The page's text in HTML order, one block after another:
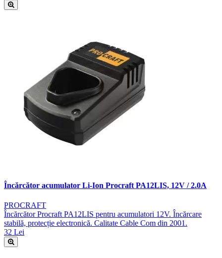
Încărcător acumulator Li-Ion Procraft PA12LIS, 12V / 2.0A
PROCRAFT
Încărcător Procraft PA12LIS pentru acumulatori 12V. Încărcare
stabilă, protecție electronică. Calitate Cable Com din 2001.
32 Lei